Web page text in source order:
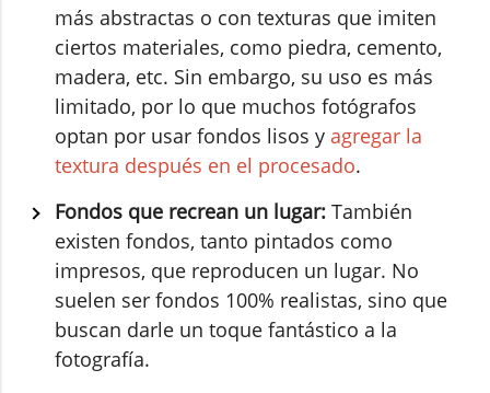
más abstractas o con texturas que imiten
ciertos materiales, como piedra, cemento,
madera, etc. Sin embargo, su uso es más
limitado, por lo que muchos fotógrafos
optan por usar fondos lisos y agregar la
textura después en el procesado.
Fondos que recrean un lugar: También
existen fondos, tanto pintados como
impresos, que reproducen un lugar. No
suelen ser fondos 100% realistas, sino que
buscan darle un toque fantástico a la
fotografía.